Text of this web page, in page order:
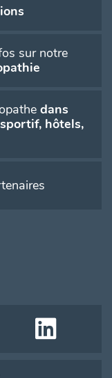
sur notre
dans
hôtels,